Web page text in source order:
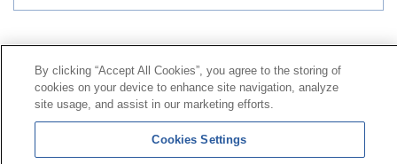
Contacto|Perfil del contratante|Reclamaciones
Línea Universal 900 203 203|Zona Privada Comisión de
Prestaciones Especiales|Zona Privada Proveedor
Sanitario
By clicking “Accept All Cookies”, you agree to the storing of
cookies on your device to enhance site navigation, analyze
site usage, and assist in our marketing efforts.
Cookies Settings